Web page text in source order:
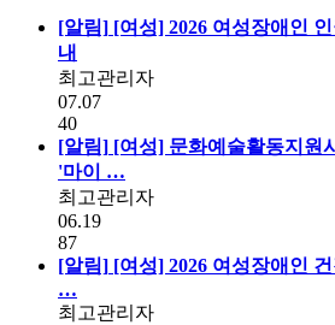
[알림] [여성] 2026 여성장애인
내
최고관리자
07.07
40
[알림] [여성] 문화예술활동지원
'마이 …
최고관리자
06.19
87
[알림] [여성] 2026 여성장애인
…
최고관리자